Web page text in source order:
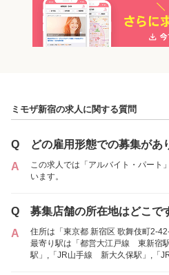
「アルバイト・パート
1件の店舗
ミモザ新宿
徒歩 9分 / 新宿西口駅 徒歩 9分 / 新
分 ）
「業務委託」を募
パート
業務委託
ミモザ新宿の求人に関する質問
Q
どの雇用形態での募集があ
A
この求人では「アルバイト・パート
います。
Q
募集店舗の所在地はどこで
A
住所は「東京都 新宿区 歌舞伎町2-
最寄り駅は「都営大江戸線 東新宿
駅」,「JR山手線 新大久保駅」,「